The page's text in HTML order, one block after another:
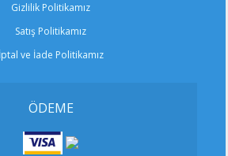
Gizlilik Politikamız
Satış Politikamız
İptal ve İade Politikamız
ÖDEME